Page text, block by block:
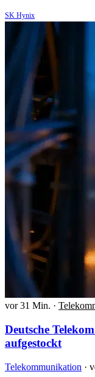
SK Hynix
vor 31 Min. ·
Deutsche
aufgestockt
Telekommunikation ·